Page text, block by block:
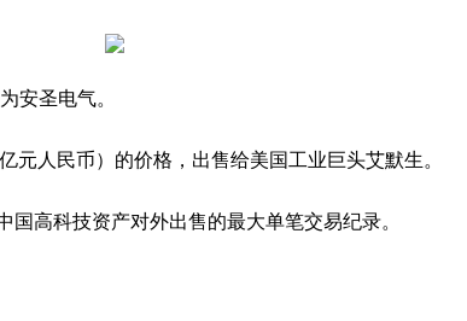
安圣电气。
元人民币）的价格，出售给美国工业巨头艾默生。
高科技资产对外出售的最大单笔交易纪录。